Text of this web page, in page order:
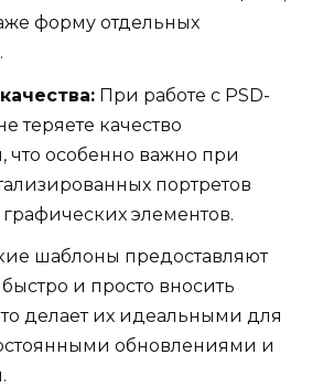
форму отдельных
При работе с PSD-
теряете качество
что особенно важно при
портретов
элементов.
шаблоны предоставляют
и просто вносить
делает их идеальными для
обновлениями и